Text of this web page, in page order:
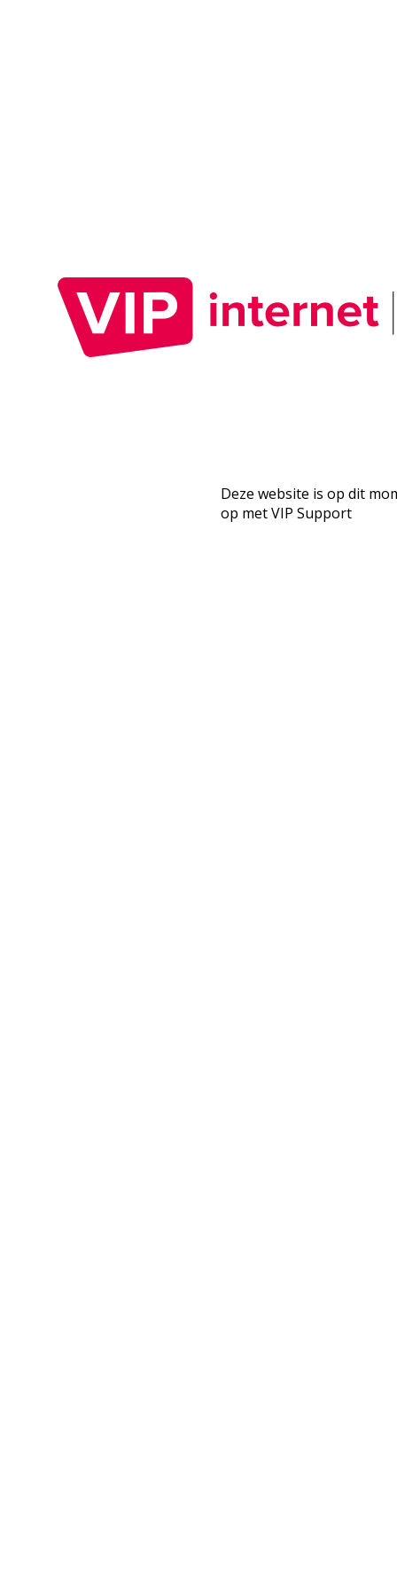
Deze website is op dit
op met VIP Support